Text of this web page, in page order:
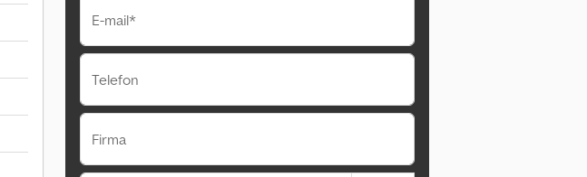
E-mail*
Telefon
Firma